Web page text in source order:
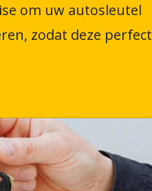
om uw autosleutel
zodat deze perfect